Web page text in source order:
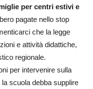
per centri estivi e
pagate nello stop
che la legge
e attività didattiche,
regionale.
per intervenire sulla
scuola debba supplire